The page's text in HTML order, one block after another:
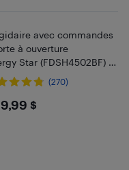
avec commandes
à ouverture
Star (FDSH4502BF) -
(270)
$